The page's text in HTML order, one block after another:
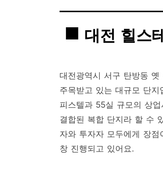
대전 힐스
대전광역시 서구 탄방동
주목받고 있는 대규모 단
피스텔과 55실 규모의 상
결합된 복합 단지라 할 수
자와 투자자 모두에게 장
창 진행되고 있어요.